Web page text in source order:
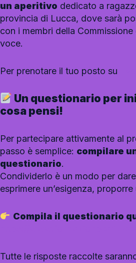
un aperitivo dedicato a
provincia di Lucca, dove sarà
con i membri della
voce.
Per prenotare il tuo posto su
Un questionario per
cosa pensi!
Per partecipare attivamente al
passo è semplice: compilare
questionario.
Condividerlo è un modo per
esprimere un’esigenza,
Compila il questionario
Tutte le risposte raccolte